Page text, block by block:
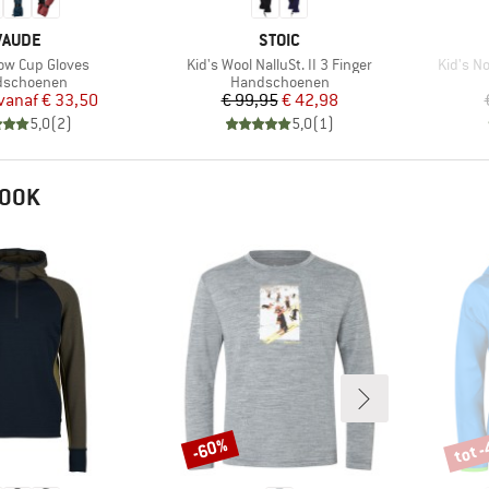
Cup Gloves
Prijs
Verlaagde prijs
€ 33,50
5,0(2)
MERK
STOIC
Artikel
Kid's Wool NalluSt. II 3 Finger
Productgroep
Handschoenen
Prijs
€ 99,95Verlaagde prijs
€ 42,98
5,0(1)
Artikel
Kid's
Korting
-60% tot